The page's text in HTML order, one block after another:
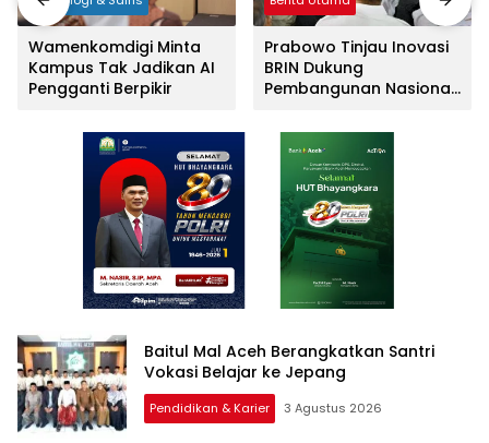
Wamenkomdigi Minta
Kampus Tak Jadikan AI
Pengganti Berpikir
Prabowo Tinjau Inovasi
BRIN Dukung
Pembangunan Nasional
Baitul Mal Aceh Berangkatkan Santri
Vokasi Belajar ke Jepang
Pendidikan & Karier 3 Agustus 2026